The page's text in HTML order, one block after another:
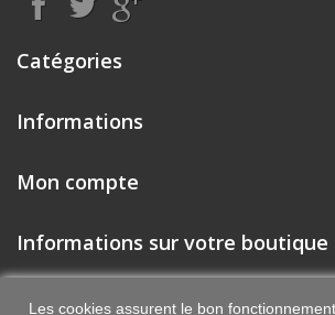
Catégories
Informations
Mon compte
Informations sur votre boutique
Les cookies assurent le bon fonctionnement